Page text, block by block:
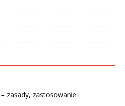
zasady, zastosowanie i